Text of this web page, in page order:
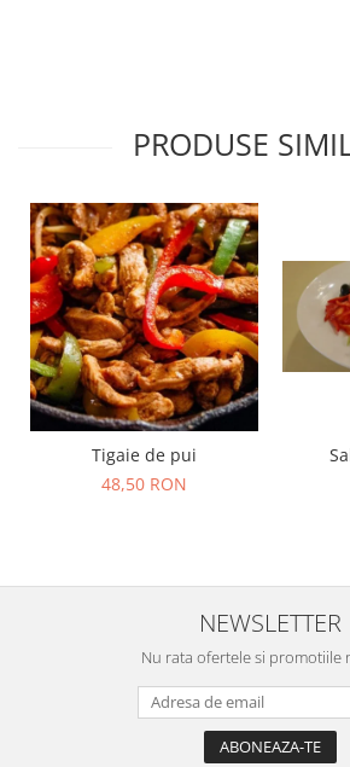
PRODUSE
Tigaie de pui
48,50 RON
NEWSLETTER
Nu rata ofertele si promotiile